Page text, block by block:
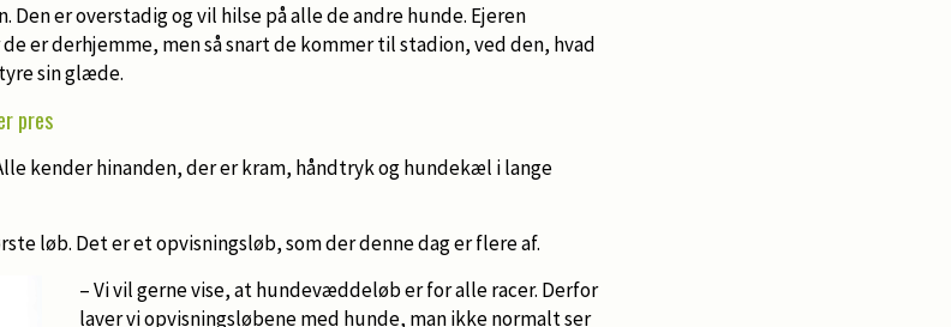
Den er overstadig og vil hilse på alle de andre hunde. Ejeren
er derhjemme, men så snart de kommer til stadion, ved den, hvad
sin glæde.
pres
kender hinanden, der er kram, håndtryk og hundekæl i lange
løb. Det er et opvisningsløb, som der denne dag er flere af.
– Vi vil gerne vise, at hundevæddeløb er for alle racer. Derfor
laver vi opvisningsløbene med hunde, man ikke normalt ser